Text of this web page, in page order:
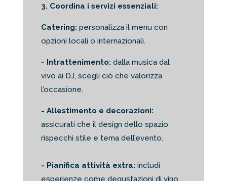
3. Coordina i servizi essenziali:
Catering: personalizza il menu con
opzioni locali o internazionali.
- Intrattenimento: dalla musica dal
vivo ai DJ, scegli ciò che valorizza
l’occasione.
- Allestimento e decorazioni:
assicurati che il design dello spazio
rispecchi stile e tema dell’evento.
- Pianifica attività extra: includi
esperienze come degustazioni di vino,